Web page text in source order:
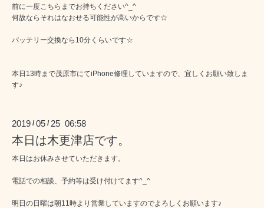
前に一度こちらまでお持ちください^_^
何故ならそれはなおせる可能性が高いからです☆
バッテリー交換なら10分くらいです☆
本日13時まで茂原市にてiPhone修理していますので、宜しくお願い致しま
す♪
2019 /05 / 25 06:58
本日は木更津店です。
本日はお休みさせていただきます。
電話での相談、予約等は受け付けてます^_^
明日の日曜は朝11時より営業していますのでよろしくお願います♪